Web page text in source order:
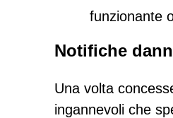
funzionante
Notifiche
Una volta
ingannevoli che